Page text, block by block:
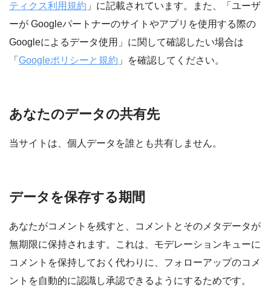
ティクス利用規約 」に記載されています。また、「ユーザ
ーが Googleパートナーのサイトやアプリを使用する際の
Googleによるデータ使用」に関して確認したい場合は
「 Googleポリシーと規約 」を確認してください。
あなたのデータの共有先
当サイトは、個人データを誰とも共有しません。
データを保存する期間
あなたがコメントを残すと、コメントとそのメタデータが
無期限に保持されます。これは、モデレーションキューに
コメントを保持しておく代わりに、フォローアップのコメ
ントを自動的に認識し承認できるようにするためです。